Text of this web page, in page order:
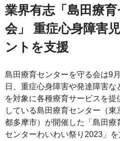
業界有志「島田療
会」 重症心身障害
ントを支援
島田療育センターを守る会は9
日、重症心身障害や発達障害な
を対象に各種療育サービスを提
している島田療育センター（東
都多摩市）が開催した「島田療
センターわいわい祭り2023」を